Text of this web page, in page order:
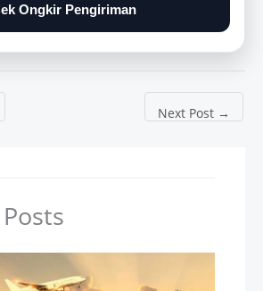
Ongkir Pengiriman
Next Post →